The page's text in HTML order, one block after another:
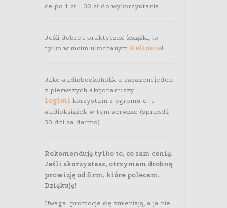
ce po 1 zł + 30 zł do wykorzystania.
Jeśli dobre i praktyczne książki, to
tylko w moim ukochanym Helionie!
Jako audiobookoholik a zarazem jeden
z pierwszych akcjonariuszy
Legimi korzystam z ogromu e- i
audioksiążek w tym serwisie (sprawdź –
30 dni za darmo).
Rekomenduję tylko to, co sam cenię.
Jeśli skorzystasz, otrzymam drobną
prowizję od firm, które polecam.
Dziękuję!
Uwaga: promocje się zmieniają, a ja nie